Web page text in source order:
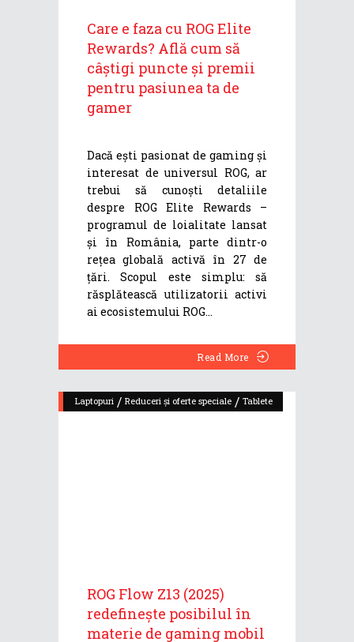
Care e faza cu ROG Elite
Rewards? Află cum să
câștigi puncte și premii
pentru pasiunea ta de
gamer
Dacă ești pasionat de gaming și
interesat de universul ROG, ar
trebui să cunoști detaliile
despre ROG Elite Rewards –
programul de loialitate lansat
și în România, parte dintr-o
rețea globală activă în 27 de
țări. Scopul este simplu: să
răsplătească utilizatorii activi
ai ecosistemului ROG
Read More
Laptopuri / Reduceri și oferte speciale / Tablete
ROG Flow Z13 (2025)
redefinește posibilul în
materie de gaming mobil